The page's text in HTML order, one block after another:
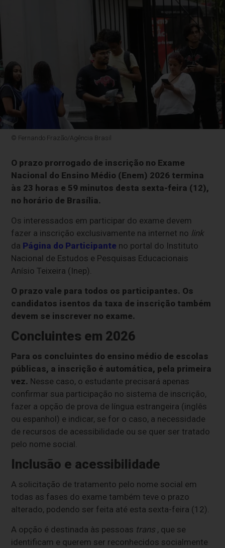
© Fernando Frazão/Agência Brasil
O prazo prorrogado de inscrição no Exame
Nacional do Ensino Médio (Enem) 2026 termina
às 23 horas e 59 minutos desta sexta-feira (12),
no horário de Brasília.
Os interessados em participar do exame devem
fazer a inscrição exclusivamente na internet no link
da Página do Participante no portal do Instituto
Nacional de Estudos e Pesquisas Educacionais
Anísio Teixeira (Inep).
O prazo vale para todos os participantes. Os
candidatos isentos da taxa de inscrição também
devem se inscrever no exame.
Concluintes em 2026
Para os concluintes do ensino médio de escolas
públicas, a inscrição é automática, pela primeira
vez. Nesse caso, o estudante precisará apenas
confirmar sua participação no sistema de inscrição,
fazer a opção de prova de língua estrangeira (inglês
ou espanhol) e indicar, se for o caso, a necessidade
de recursos de acessibilidade ou se quer ser tratado
pelo nome social.
Inclusão e acessibilidade
A solicitação de tratamento pelo nome social em
todas as fases do exame também teve o prazo
alterado, podendo ser feita até esta sexta-feira (12).
A opção é destinada às pessoas trans , que se
identificam e querem ser reconhecidos socialmente